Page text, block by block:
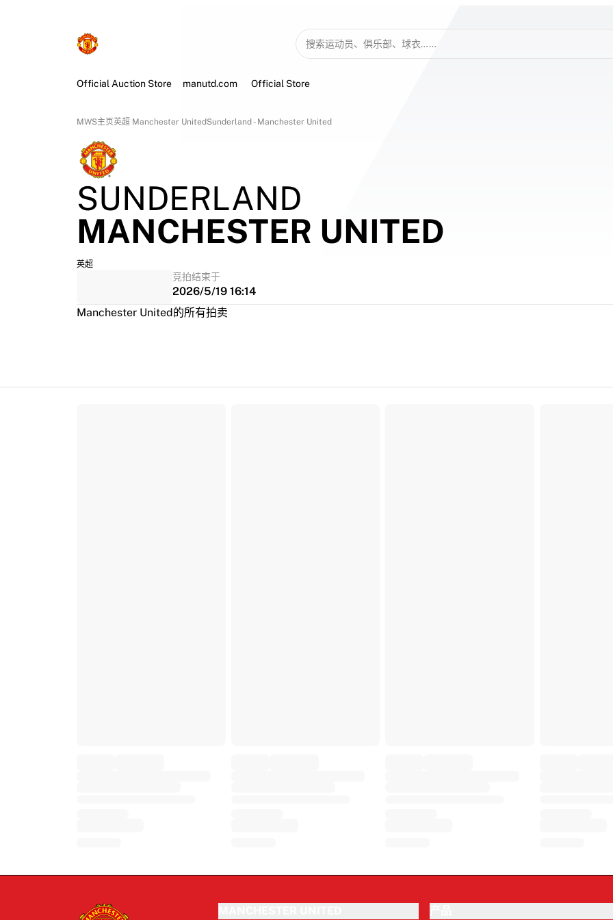
搜索运动员、俱乐部、球衣……
Official Auction Store manutd.com Official Store
MWS主页英超 Manchester UnitedSunderland - Manchester United
SUNDERLAND
MANCHESTER UNITED
英超
竞拍结束于
2026/5/19 16:14
Manchester United的所有拍卖